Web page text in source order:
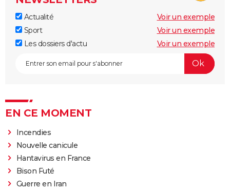
Actualité
Voir un exemple
Sport
Voir un exemple
Les dossiers d'actu
Voir un exemple
EN CE MOMENT
Incendies
Nouvelle canicule
Hantavirus en France
Bison Futé
Guerre en Iran